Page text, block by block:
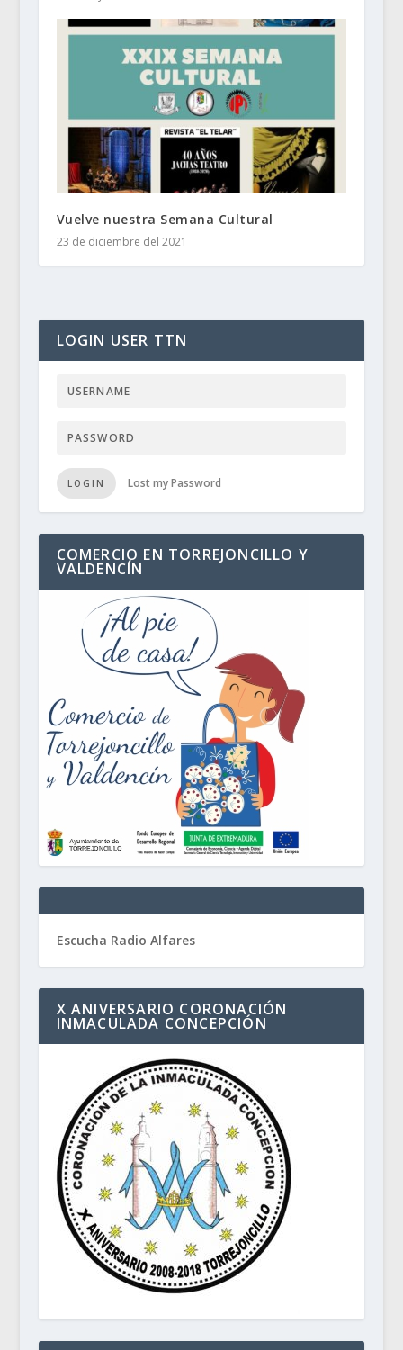
Vuelve nuestra Semana Cultural
23 de diciembre del 2021
LOGIN USER TTN
LOGIN Lost my Password
COMERCIO EN TORREJONCILLO Y
VALDENCÍN
Escucha Radio Alfares
X ANIVERSARIO CORONACIÓN
INMACULADA CONCEPCIÓN